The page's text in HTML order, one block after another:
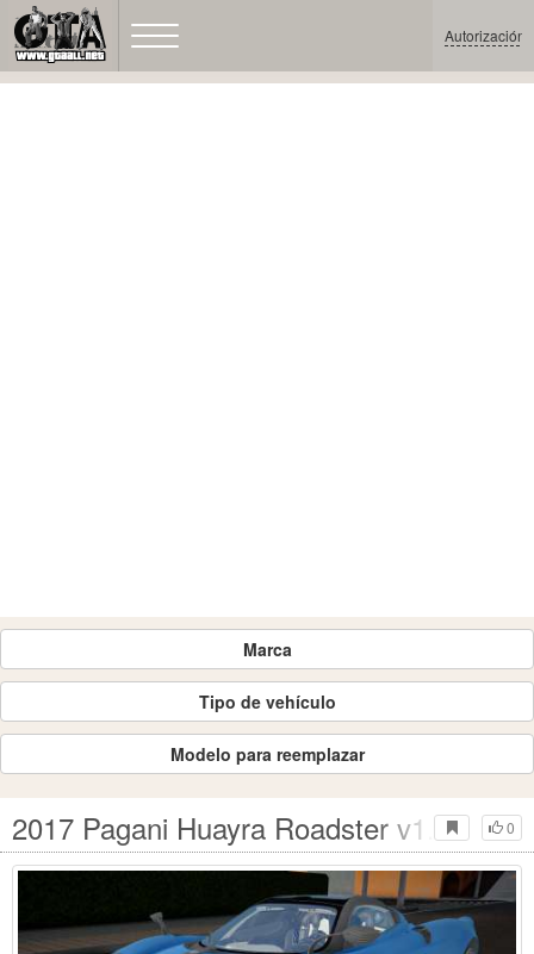
Autorización
Marca
Tipo de vehículo
Modelo para reemplazar
0
2017 Pagani Huayra Roadster v1.0